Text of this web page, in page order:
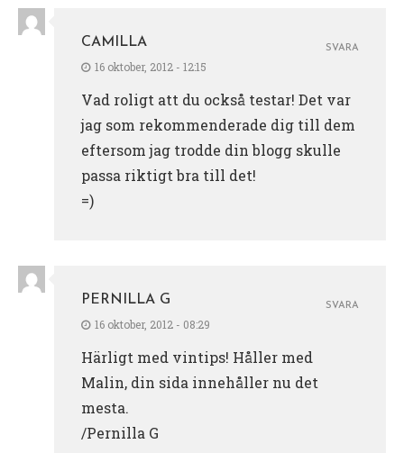
CAMILLA
16 oktober, 2012 - 12:15
Vad roligt att du också testar! Det var
jag som rekommenderade dig till dem
eftersom jag trodde din blogg skulle
passa riktigt bra till det!
=)
SVARA
PERNILLA G
16 oktober, 2012 - 08:29
Härligt med vintips! Håller med
Malin, din sida innehåller nu det
mesta.
/Pernilla G
SVARA